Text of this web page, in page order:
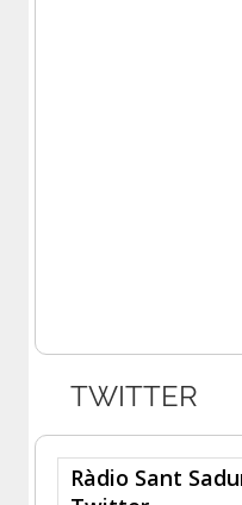
TWITTER